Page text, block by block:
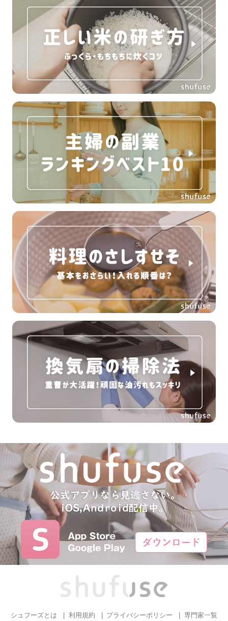
シュフーズとは 利用規約 プライバシーポリシー 専門家一覧